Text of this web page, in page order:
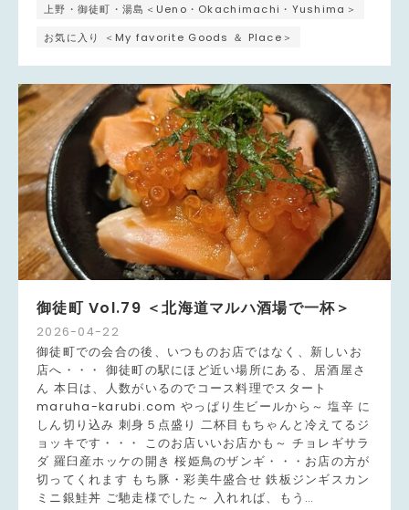
上野・御徒町・湯島＜Ueno・Okachimachi・Yushima＞
お気に入り ＜My favorite Goods ＆ Place＞
2026-04-22
御徒町 Vol.79 ＜北海道マルハ酒場で一杯＞
御徒町での会合の後、いつものお店ではなく、新しいお
店へ・・・ 御徒町の駅にほど近い場所にある、居酒屋さ
ん 本日は、人数がいるのでコース料理でスタート
maruha-karubi.com やっぱり生ビールから～ 塩辛 に
しん切り込み 刺身５点盛り 二杯目もちゃんと冷えてるジ
ョッキです・・・ このお店いいお店かも～ チョレギサラ
ダ 羅臼産ホッケの開き 桜姫鳥のザンギ・・・お店の方が
切ってくれます もち豚・彩美牛盛合せ 鉄板ジンギスカン
ミニ銀鮭丼 ご馳走様でした～ 入れれば、もう…